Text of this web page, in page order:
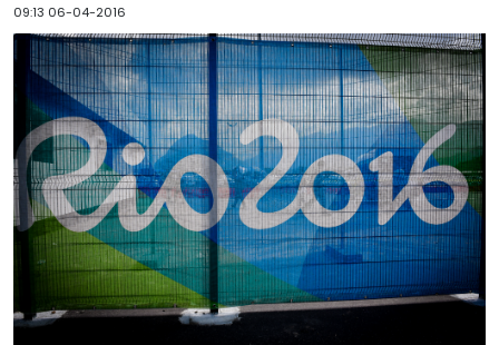
09:13 06-04-2016